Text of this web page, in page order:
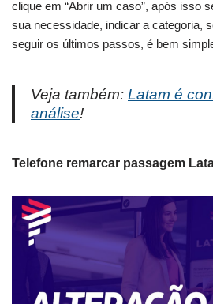
clique em “Abrir um caso”, após isso
sua necessidade, indicar a categoria,
seguir os últimos passos, é bem
Veja também: Latam é
análise!
Telefone remarcar passagem